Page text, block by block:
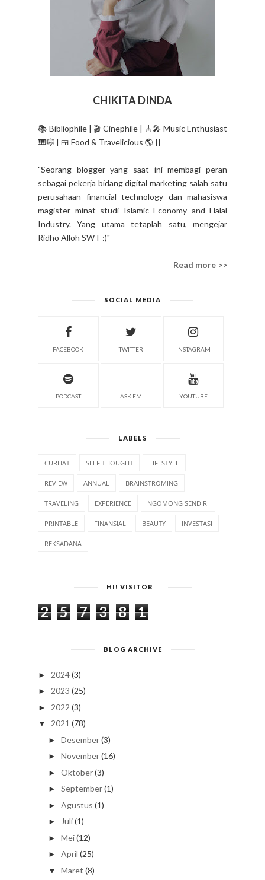
CHIKITA DINDA
📚 Bibliophile | 🎬 Cinephile | 🎸🎤 Music Enthusiast
🎹🎼 | 🍱 Food & Travelicious 🌎 ||
"Seorang blogger yang saat ini membagi peran
sebagai pekerja bidang digital marketing salah satu
perusahaan financial technology dan mahasiswa
magister minat studi Islamic Economy and Halal
Industry. Yang utama tetaplah satu, mengejar
Ridho Alloh SWT :)"
Read more >>
SOCIAL MEDIA
FACEBOOK TWITTER INSTAGRAM
PODCAST ASK.FM YOUTUBE
LABELS
CURHAT SELF THOUGHT LIFESTYLE
REVIEW ANNUAL BRAINSTROMING
TRAVELING EXPERIENCE NGOMONG SENDIRI
PRINTABLE FINANSIAL BEAUTY INVESTASI
REKSADANA
HI! VISITOR
2 5 7 3 8 1
BLOG ARCHIVE
► 2024(3)
► 2023 (25)
► 2022 (3)
▼ 2021 (78)
► Desember(3)
► November(16)
► Oktober(3)
► September(1)
► Agustus (1)
► Juli(1)
► Mei(12)
► April (25)
▼ Maret (8)